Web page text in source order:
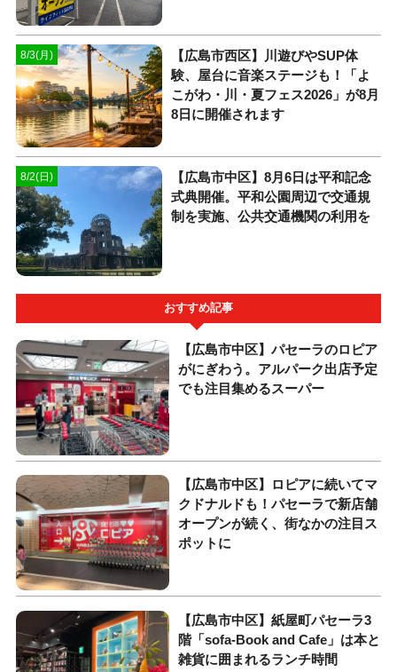
8/3(月)
【広島市西区】川遊びやSUP体
験、屋台に音楽ステージも！「よ
こがわ・川・夏フェス2026」が8月
8日に開催されます
8/2(日)
【広島市中区】8月6日は平和記念
式典開催。平和公園周辺で交通規
制を実施、公共交通機関の利用を
おすすめ記事
【広島市中区】パセーラのロピア
がにぎわう。アルパーク出店予定
でも注目集めるスーパー
【広島市中区】ロピアに続いてマ
クドナルドも！パセーラで新店舗
オープンが続く、街なかの注目ス
ポットに
【広島市中区】紙屋町パセーラ3
階「sofa-Book and Cafe」は本と
雑貨に囲まれるランチ時間